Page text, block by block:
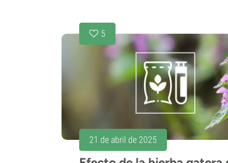
5
21 de abril de 2025